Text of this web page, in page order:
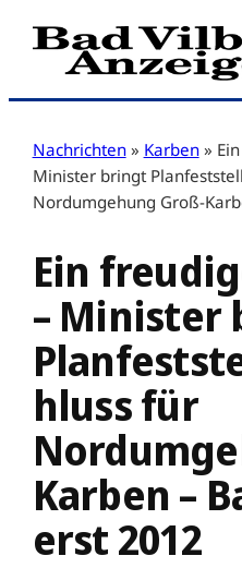
Zum
Inhalt
Nachrichten » Karben »
Minister bringt
Nordumgehung Groß-
Ein
– Minister
hluss für
Karben –
erst 2012